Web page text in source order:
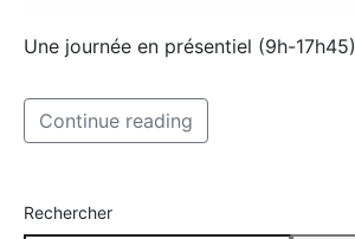
Une journée en présentiel (9h-17h45)
Continue reading
Rechercher